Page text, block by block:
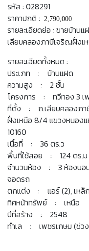
รหัส : 028291
ราคาปกติ : 2,790,000
รายละเอียดย่อ : ขายบ้าน
เลียบคลองภาษีเจริญฝั่งเ
รายละเอียดทั้งหมด :
ประเภท : บ้านแฝด
ความสูง : 2 ชั้น
โครงการ : ทวีทอง 3 เ
ที่ตั้ง : ถ.เลียบคลองภาษี
ฝั่งเหนือ 8/4 แขวงหนอง
10160
เนื้อที่ : 36 ตร.ว
พื้นที่ใช้สอย : 124 ตร.ม
จำนวนห้อง : 3 ห้องนอน,
จอดรถ
ตกแต่ง : แอร์ (2), เหล็ก
ทิศหน้าทรัพย์ : เหนือ
ปีที่สร้าง : 2548
ทำเล : เพชรเกษม (ช่ว